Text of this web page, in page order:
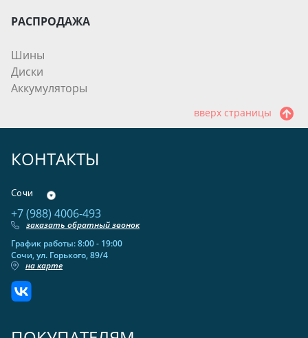
РАСПРОДАЖА
Шины
Диски
Аккумуляторы
вверх страницы
КОНТАКТЫ
Сочи
+7 (988) 4006-493
заказать обратный звонок
График работы: 8:00 - 19:00
Сочи, ул. Горького, 89/4
на карте